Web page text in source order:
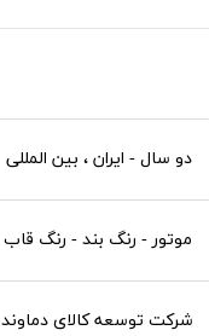
دو سال - ایران ، بین المللی
موتور - رنگ بند - رنگ قاب
شرکت توسعه کالای دماوند